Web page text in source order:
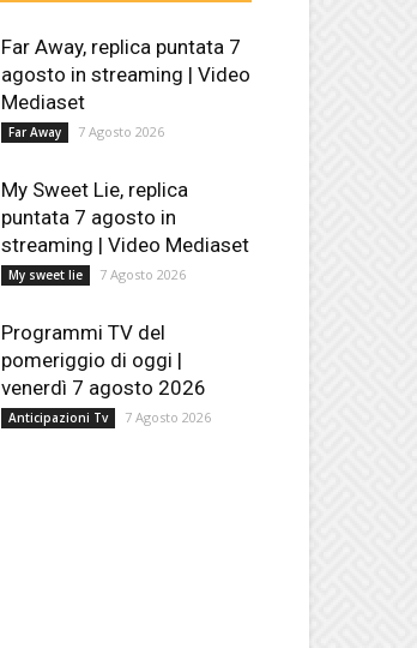
Far Away, replica puntata 7
agosto in streaming | Video
Mediaset
Far Away 7 Agosto 2026
My Sweet Lie, replica
puntata 7 agosto in
streaming | Video Mediaset
My sweet lie 7 Agosto 2026
Programmi TV del
pomeriggio di oggi |
venerdì 7 agosto 2026
Anticipazioni Tv 7 Agosto 2026